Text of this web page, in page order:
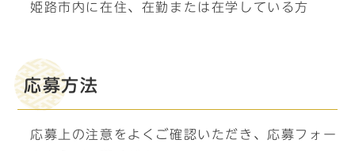
姫路市内に在住、在勤または在学している方
応募方法
応募上の注意をよくご確認いただき、応募フォー